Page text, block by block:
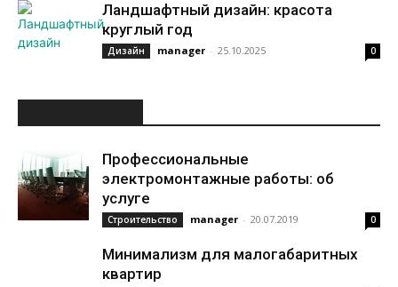
Ландшафтный дизайн: красота
круглый год
Дизайн manager - 25.10.2025 0
Профессиональные
электромонтажные работы: об
услуге
Строительство manager - 20.07.2019 0
Минимализм для малогабаритных
квартир